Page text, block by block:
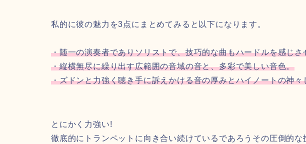
私的に彼の魅力を3点にまとめてみると以下になります。
・随一の演奏者でありソリストで、技巧的な曲もハードルを感じ
・縦横無尽に繰り出す広範囲の音域の音と、多彩で美しい音色。
・ズドンと力強く聴き手に訴えかける音の厚みとハイノートの神々
とにかく力強い!
徹底的にトランペットに向き合い続けているであろうその圧倒的